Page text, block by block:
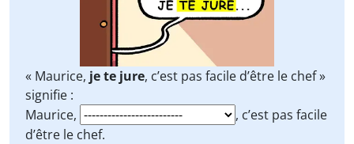
« Maurice, je te jure, c’est pas facile d’être le chef »
signifie :
Maurice,
, c’est pas facile
d’être le chef.